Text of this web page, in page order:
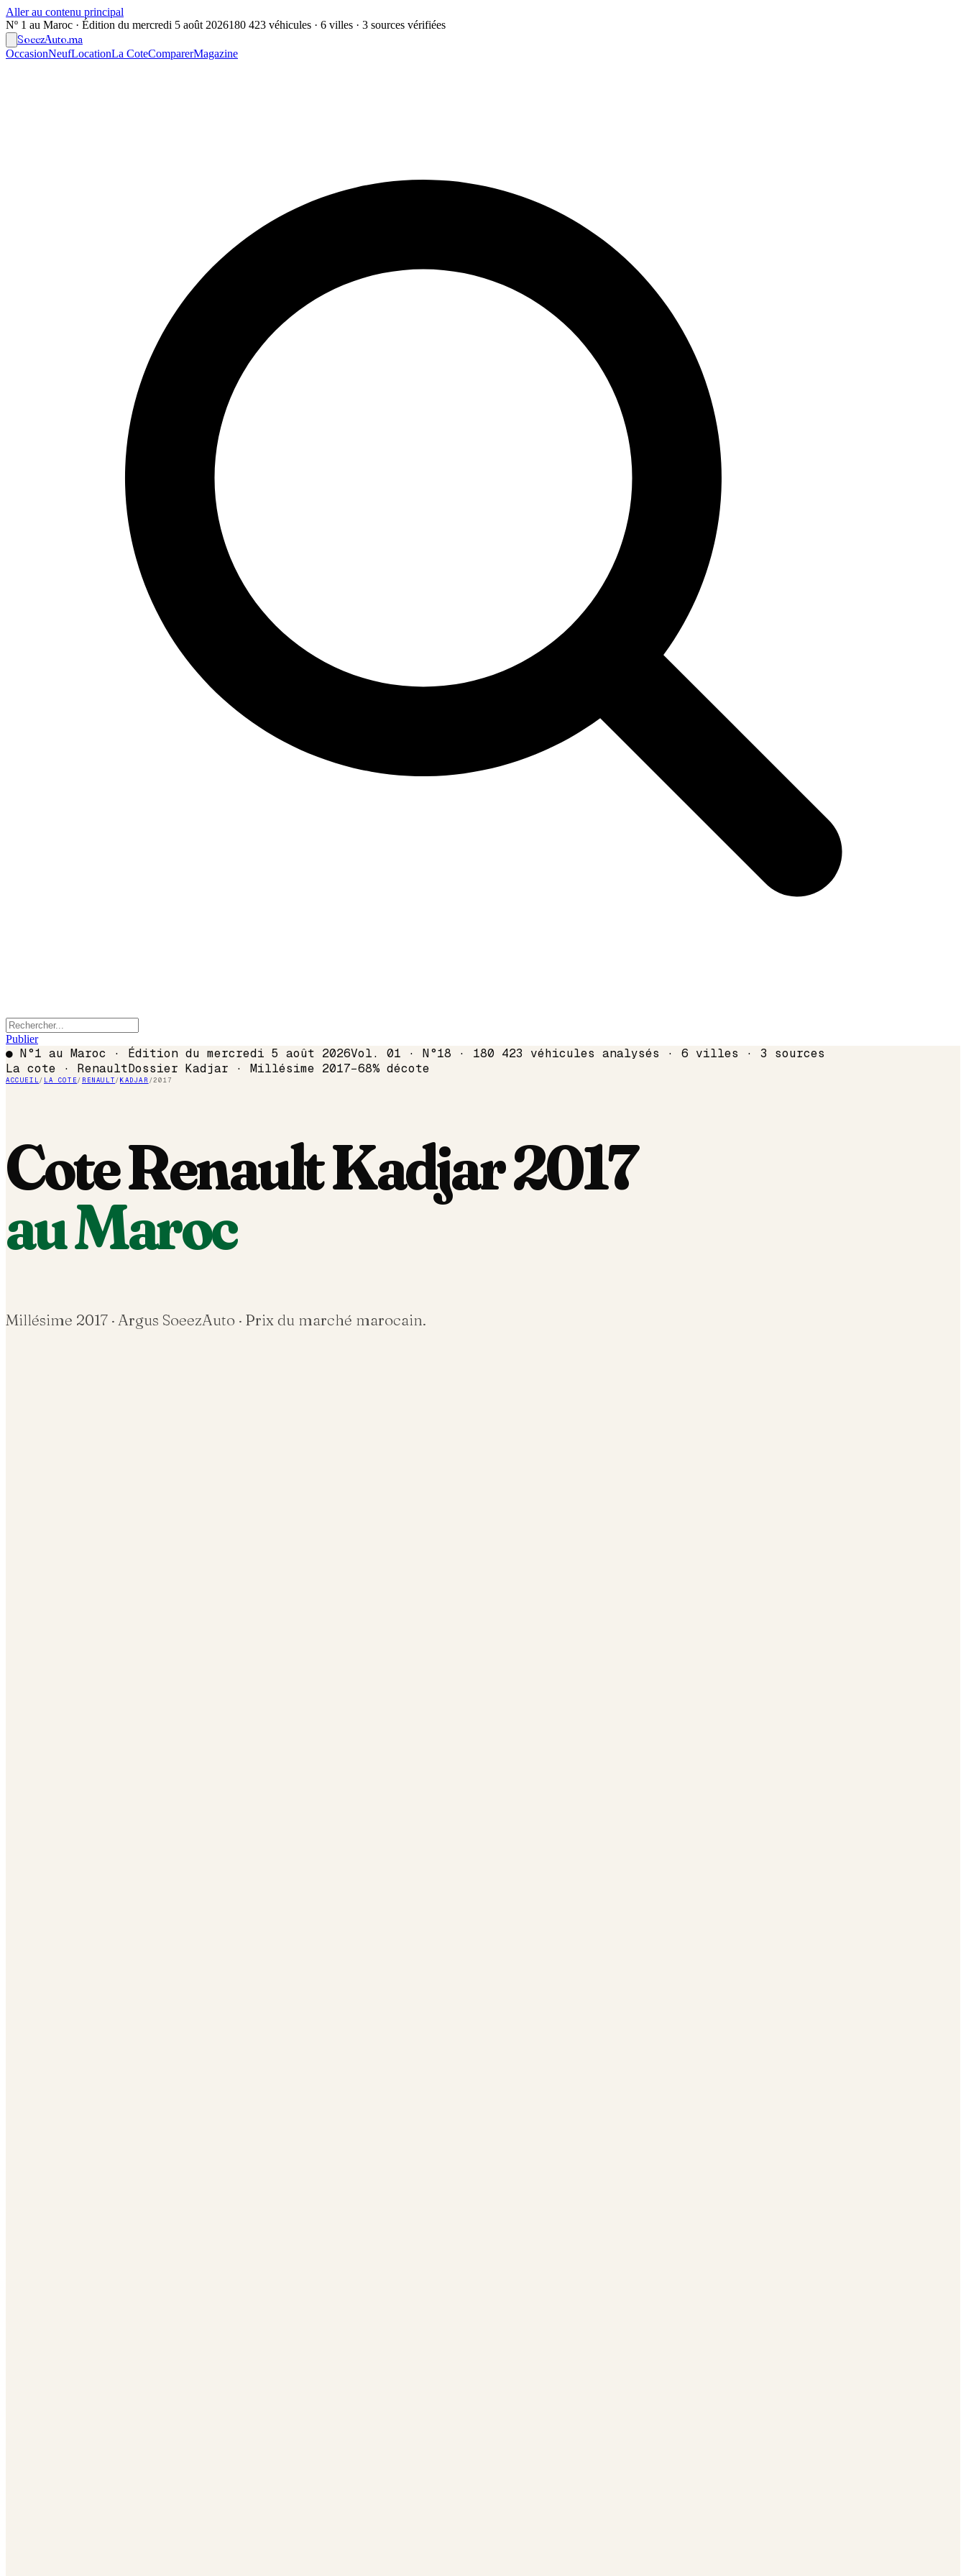
Aller au contenu principal
Nº 1 au Maroc · Édition du mercredi 5 août 2026180 423 véhicules · 6 villes · 3 sources vérifiées
SoeezAuto.ma
OccasionNeufLocationLa CoteComparerMagazine
Publier
● N°1 au Maroc · Édition du mercredi 5 août 2026Vol. 01 · N°18 · 180 423 véhicules analysés · 6 villes · 3 sources
La cote · RenaultDossier Kadjar · Millésime 2017−68% décote
ACCUEIL/ LA COTE/ RENAULT/KADJAR /2017
CoteRenaultKadjar2017
au Maroc
Millésime 2017 · Argus SoeezAuto · Prix du marché marocain.